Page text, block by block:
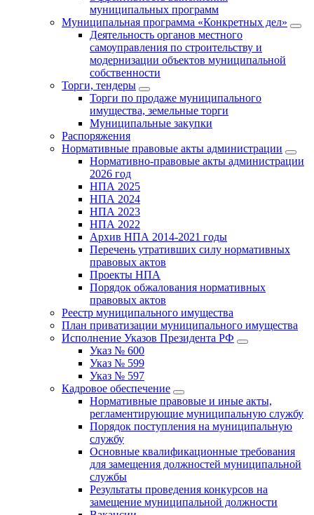
муниципальных программ
Муниципальная программа «Конкретных дел»
Деятельность органов местного
самоуправления по строительству и
модернизации объектов муниципальной
собственности
Торги, тендеры
Торги по продаже муниципального
имущества, земельные торги
Муниципальные закупки
Распоряжения
Нормативные правовые акты администрации
Нормативно-правовые акты администрации
2026 год
НПА 2025
НПА 2024
НПА 2023
НПА 2022
Архив НПА 2014-2021 годы
Перечень утративших силу нормативных
правовых актов
Проекты НПА
Порядок обжалования нормативных
правовых актов
Реестр муниципального имущества
План приватизации муниципального имущества
Исполнение Указов Президента РФ
Указ № 600
Указ № 599
Указ № 597
Кадровое обеспечение
Нормативные правовые и иные акты,
регламентирующие муниципальную службу
Порядок поступления на муниципальную
службу
Основные квалификационные требования
для замещения должностей муниципальной
службы
Результаты проведения конкурсов на
замещение муниципальной должности